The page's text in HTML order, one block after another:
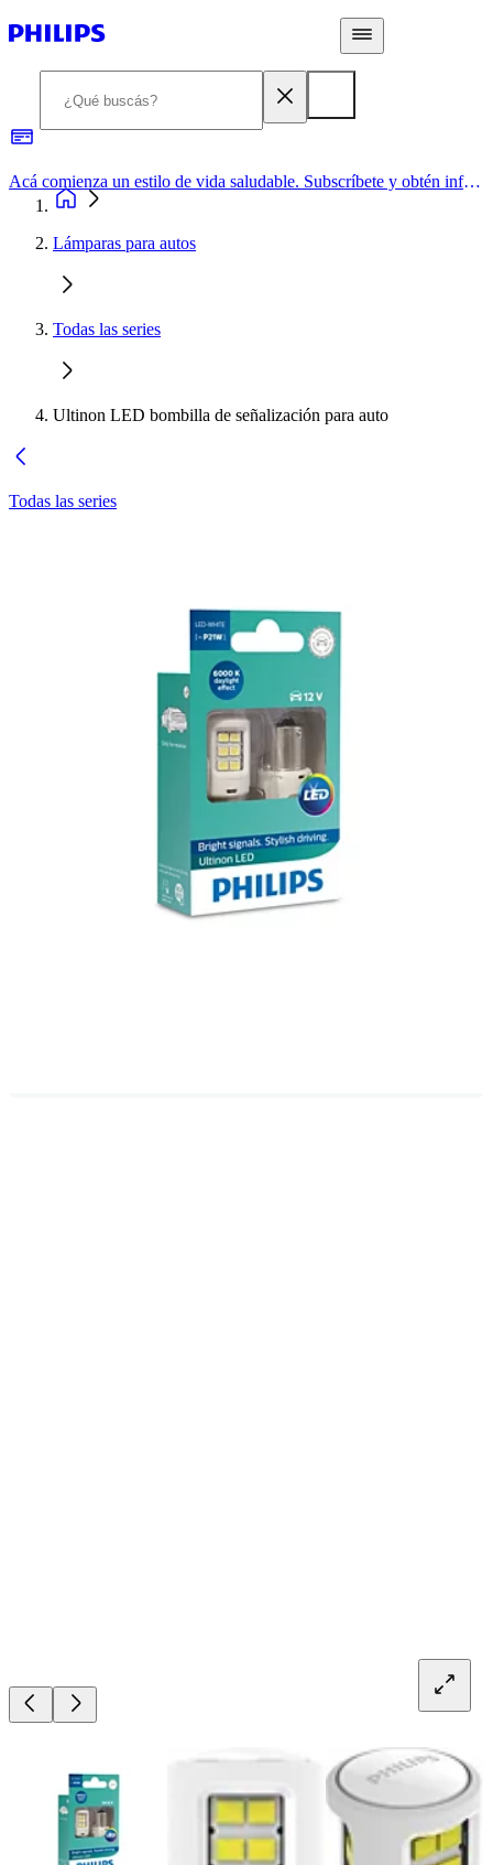
Acá comienza un estilo de vida saludable. Subscríbete y obtén información de primera mano
Lámparas para autos
Todas las series
Ultinon LED bombilla de señalización para auto
Todas las series